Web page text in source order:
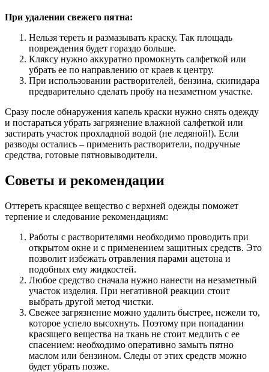
При удалении свежего пятна:
Нельзя тереть и размазывать краску. Так площадь
повреждения будет гораздо больше.
Кляксу нужно аккуратно промокнуть салфеткой или
убрать ее по направлению от краев к центру.
При использовании растворителей, бензина, скипидара
предварительно сделать пробу на незаметном участке.
Сразу после обнаружения капель краски нужно снять одежду
и постараться убрать загрязнение влажной салфеткой или
застирать участок прохладной водой (не ледяной!). Если
разводы остались – применить растворители, подручные
средства, готовые пятновыводители.
Советы и рекомендации
Оттереть красящее вещество с верхней одежды поможет
терпение и следование рекомендациям:
Работы с растворителями необходимо проводить при
открытом окне и с применением защитных средств. Это
позволит избежать отравления парами ацетона и
подобных ему жидкостей.
Любое средство сначала нужно нанести на незаметный
участок изделия. При негативной реакции стоит
выбрать другой метод чистки.
Свежее загрязнение можно удалить быстрее, нежели то,
которое успело высохнуть. Поэтому при попадании
красящего вещества на ткань не стоит медлить с ее
спасением: необходимо оперативно замыть пятно
маслом или бензином. Следы от этих средств можно
будет убрать позже.